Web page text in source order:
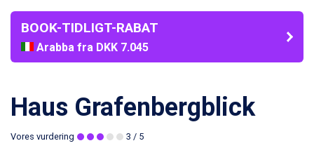
BOOK-TIDLIGT-RABAT
Arabba fra DKK 7.045
La Thuile fra DKK 4.595
Cervinia fra DKK 5.295
Sölden fra DKK 8.445
Bad Hofgastein fra DKK 5.495
Passo Tonale fra DKK 3.795
Haus Grafenbergblick
Vores vurdering 3 / 5